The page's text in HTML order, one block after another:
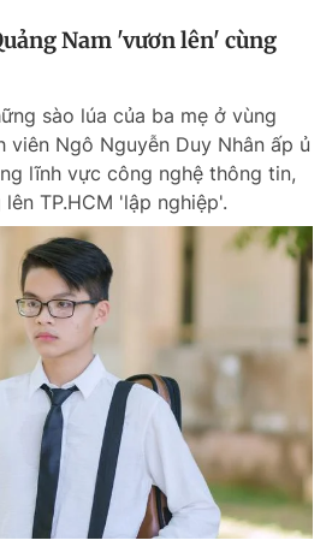
Nam 'vươn lên' cùng
sào lúa của ba mẹ ở vùng
viên Ngô Nguyễn Duy Nhân ấp ủ
lĩnh vực công nghệ thông tin,
TP.HCM 'lập nghiệp'.